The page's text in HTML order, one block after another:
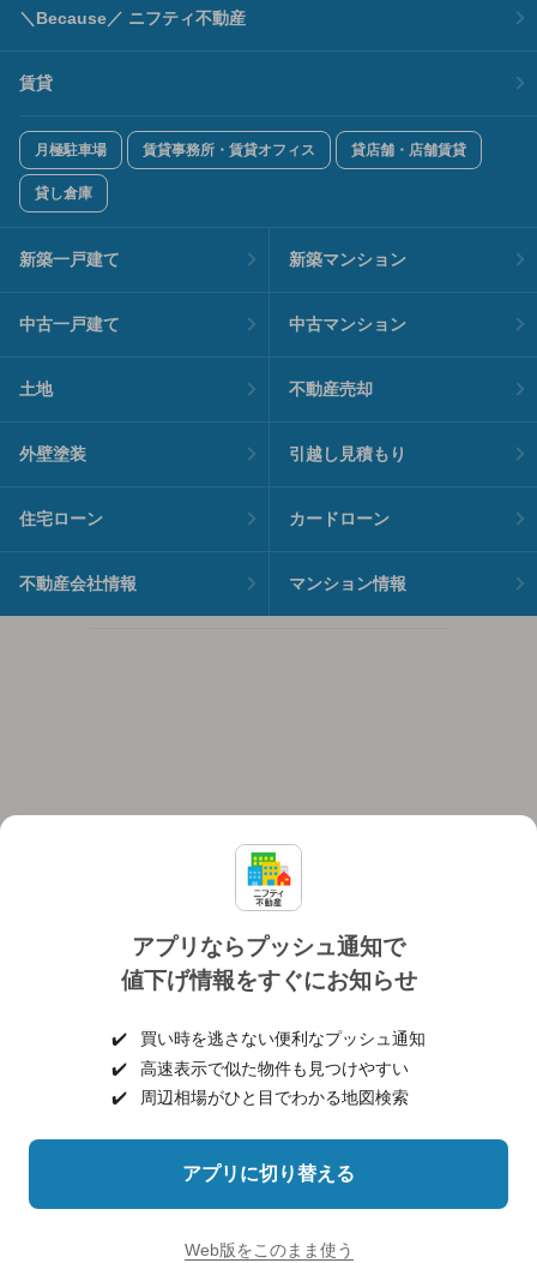
アプリならプッシュ通知で
値下げ情報をすぐにお知らせ
✔️
買い時を逃さない便利なプッシュ通知
✔️
高速表示で似た物件も見つけやすい
✔️
周辺相場がひと目でわかる地図検索
アプリに切り替える
Web版をこのまま使う
＼Because／ ニフティ不動産
賃貸
月極駐車場 賃貸事務所・賃貸オフィス 貸店舗・店舗賃貸
貸し倉庫
新築一戸建て 新築マンション
中古一戸建て 中古マンション
土地 不動産売却
外壁塗装 引越し見積もり
住宅ローン カードローン
不動産会社情報 マンション情報
個人情報保護ポリシー 利用規約
ヘルプ・お問い合わせ 採用情報
©NIFTY Lifestyle Co., Ltd.